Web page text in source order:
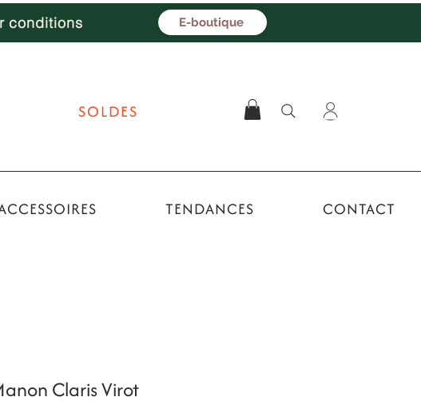
conditions E-boutique
SOLDES
TENDANCES CONTACT
Claris Virot